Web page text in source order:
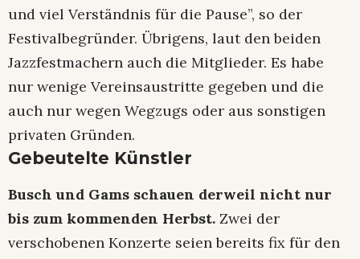
und viel Verständnis für die Pause”, so der
Festivalbegründer. Übrigens, laut den beiden
Jazzfestmachern auch die Mitglieder. Es habe
nur wenige Vereinsaustritte gegeben und die
auch nur wegen Wegzugs oder aus sonstigen
privaten Gründen.
Gebeutelte Künstler
Busch und Gams schauen derweil nicht nur
bis zum kommenden Herbst. Zwei der
verschobenen Konzerte seien bereits fix für den